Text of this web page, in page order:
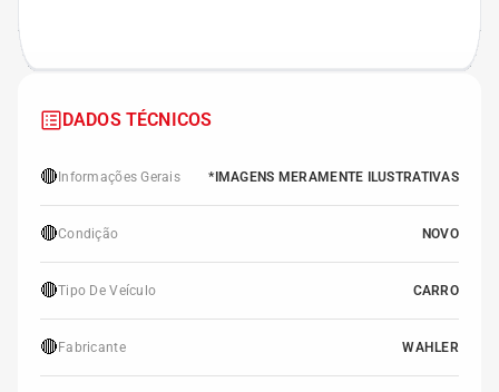
DADOS TÉCNICOS
🔴 Informações Gerais *IMAGENS MERAMENTE ILUSTRATIVAS
🔴Condição NOVO
🔴Tipo De Veículo CARRO
🔴 Fabricante WAHLER